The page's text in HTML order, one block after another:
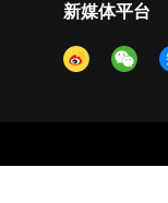
新媒体平台